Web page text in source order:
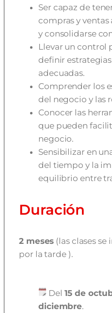
Ser capaz de
compras y
y consolidarse
Llevar un control
definir
adecuadas.
Comprender los
del negocio y las
Conocer las
que pueden
negocio.
Sensibilizar en
del tiempo y la
equilibrio entre
Duración
2 meses (las clases
por la tarde ).
Del 15 de
diciembre.